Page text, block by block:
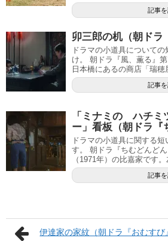
記事
卯三郎の机（朝ドラ
ドラマの小道具について
け。 朝ドラ『風、薫る』
日本橋にあるの商店「瑞
記事
「ミナミの ハチ
ー」看板（朝ドラ『
ドラマの小道具に関する
す。 朝ドラ『ちむどんど
（1971年）の比嘉家です
記事
伊達家の家紋（朝ドラ『おむすび